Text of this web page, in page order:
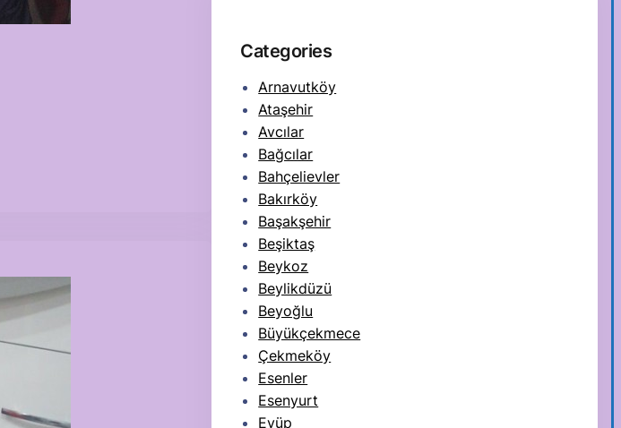
Categories
Arnavutköy
Ataşehir
Avcılar
Bağcılar
Bahçelievler
Bakırköy
Başakşehir
Beşiktaş
Beykoz
Beylikdüzü
Beyoğlu
Büyükçekmece
Çekmeköy
Esenler
Esenyurt
Eyüp